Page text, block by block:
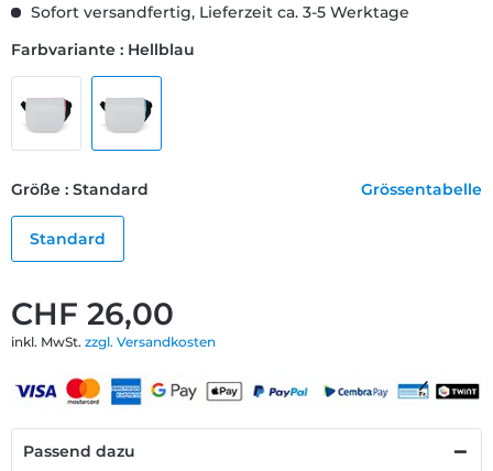
CHF 26,00
inkl. MwSt. zzgl. Versandkosten
Sofort versandfertig, Lieferzeit ca. 3-5 Werktage
Farbvariante : Hellblau
Größe : Standard Grössentabelle
Standard
Passend dazu